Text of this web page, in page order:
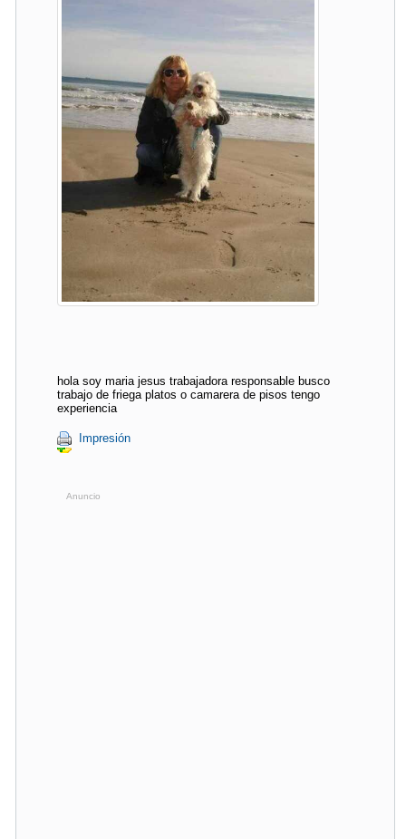
hola soy maria jesus trabajadora responsable busco
trabajo de friega platos o camarera de pisos tengo
experiencia
Impresión
Anuncio